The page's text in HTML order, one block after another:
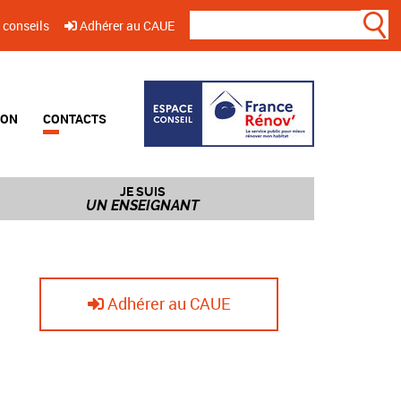
Adhérer au CAUE
CONTACTS
JE SUIS
UN ENSEIGNANT
Adhérer au CAUE